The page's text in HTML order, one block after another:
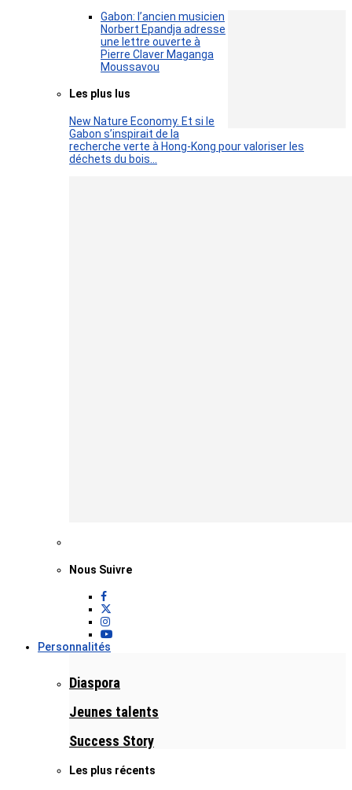
Gabon: l’ancien musicien
Norbert Epandja adresse
une lettre ouverte à
Pierre Claver Maganga
Moussavou
Les plus lus
New Nature Economy. Et si le
Gabon s’inspirait de la
recherche verte à Hong-Kong pour valoriser les
déchets du bois…
Nous Suivre
Personnalités
Diaspora
Jeunes talents
Success Story
Les plus récents